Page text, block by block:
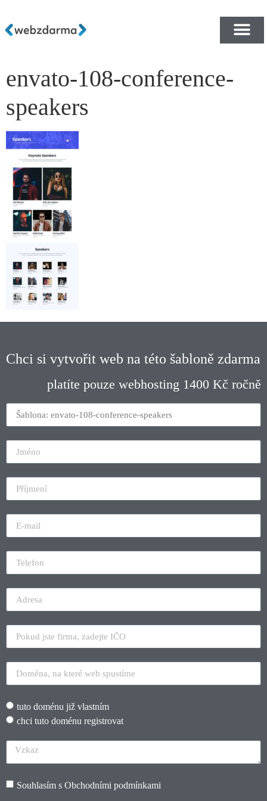
envato-108-conference-
speakers
Chci si vytvořit web na této šabloně zdarma
platíte pouze webhosting 1400 Kč ročně
tuto doménu již vlastním
chci tuto doménu registrovat
Souhlasím s Obchodními podmínkami